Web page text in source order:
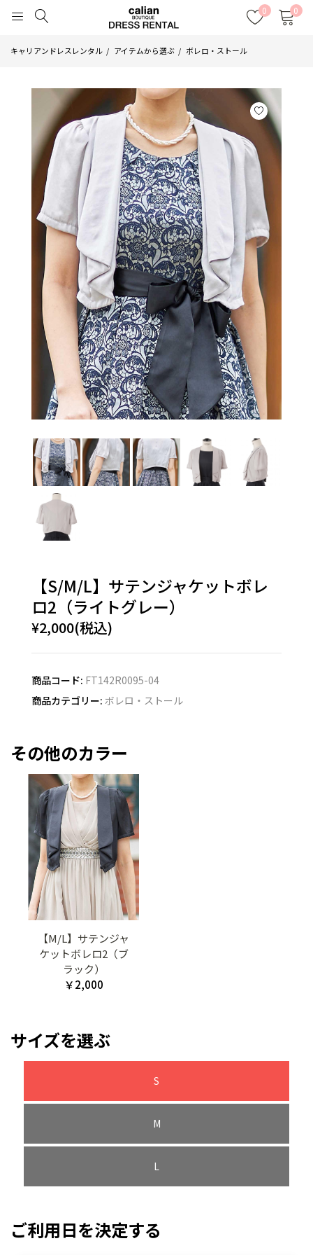
0 0
キャリアンドレスレンタル アイテムから選ぶ ボレロ・ストール
【S/M/L】サテンジャケットボレ
ロ2（ライトグレー）
¥2,000(税込)
商品コード: FT142R0095-04
商品カテゴリー: ボレロ・ストール
その他のカラー
【M/L】サテンジャ
ケットボレロ2（ブ
ラック）
￥2,000
サイズを選ぶ
S
M
L
ご利用日を決定する